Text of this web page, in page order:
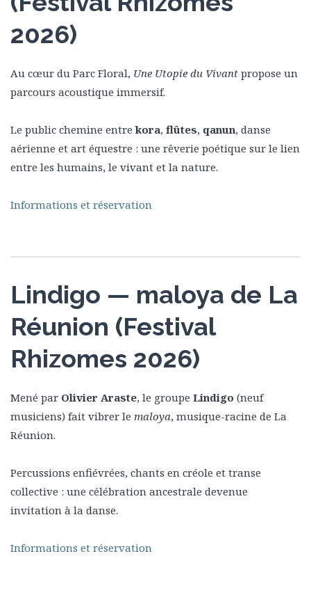
2026)
Au cœur du Parc Floral, Une Utopie du Vivant propose un
parcours acoustique immersif.
Le public chemine entrekora, flûtes, qanun, danse
aérienne et art équestre : une rêverie poétique sur le lien
entre les humains, le vivant et la nature.
Informations et réservation
Lindigo — maloya de La
Réunion (Festival
Rhizomes 2026)
Mené par Olivier Araste, le groupe Lindigo (neuf
musiciens) fait vibrer le maloya, musique-racine de La
Réunion.
Percussions enfiévrées, chants en créole et transe
collective : une célébration ancestrale devenue
invitation à la danse.
Informations et réservation